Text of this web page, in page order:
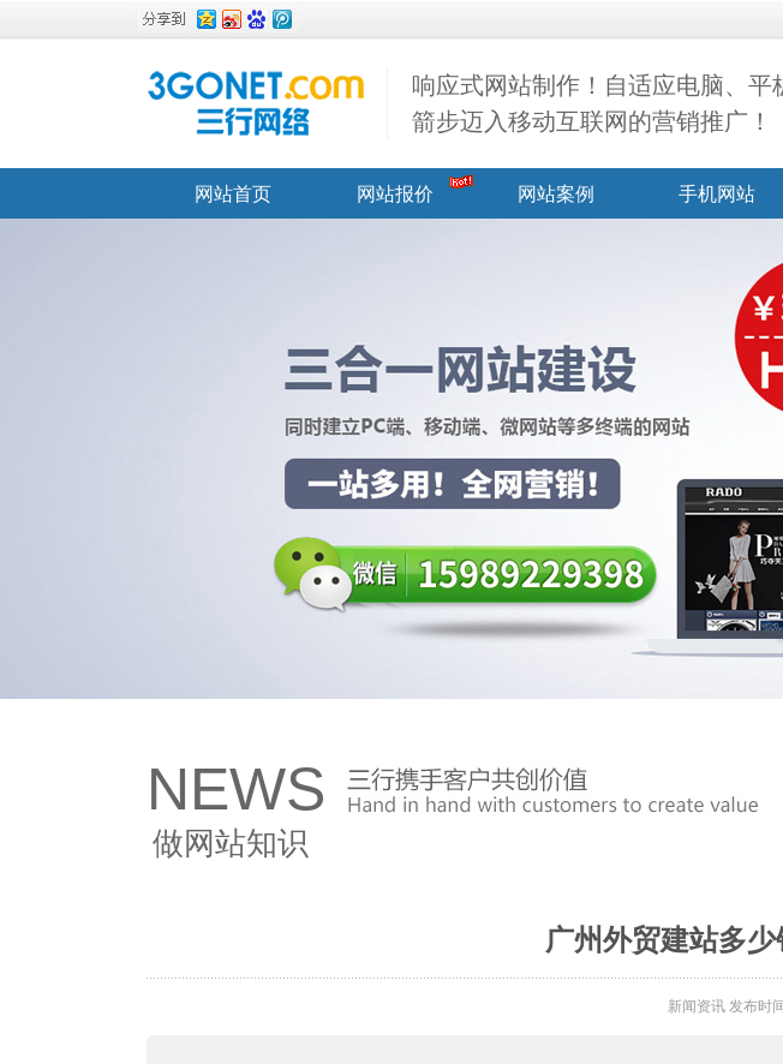
响应式网站制作！自适应电脑、平
箭步迈入移动互联网的营销推广！
网站首页 网站报价 网站案例 手机网站
NEWS
做网站知识
广州外贸建站多
新闻资讯发布时